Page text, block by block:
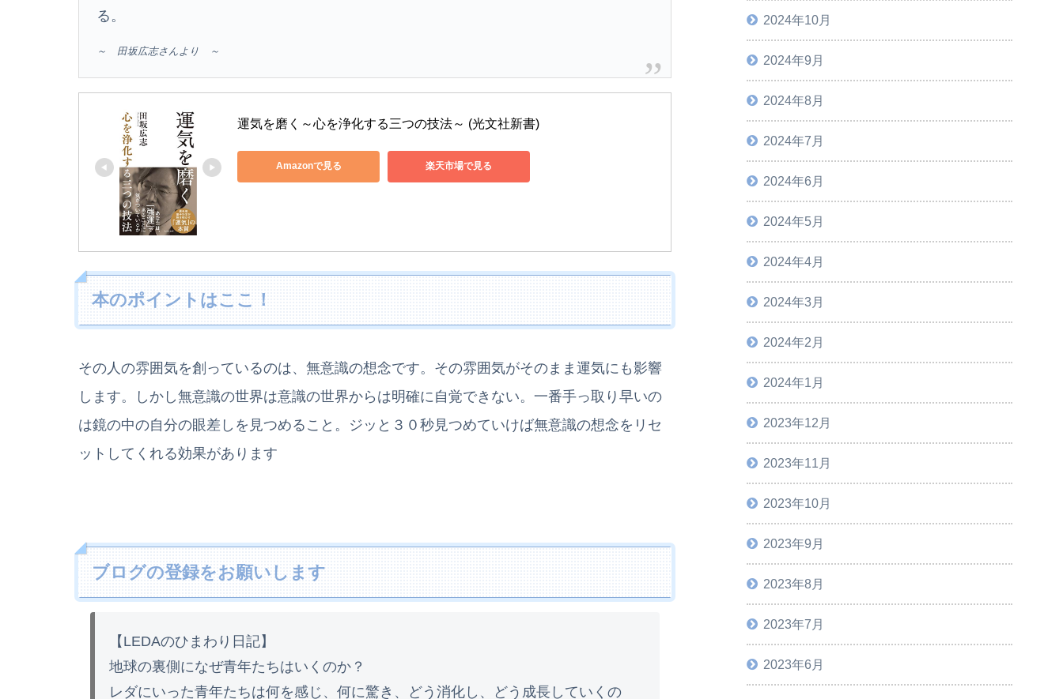
る。
～ 田坂広志さんより ～
運気を磨く～心を浄化する三つの技法～ (光文社新書)
Amazonで見る 楽天市場で見る
本のポイントはここ！
その人の雰囲気を創っているのは、無意識の想念です。その雰囲気がそのまま運気にも影響
します。しかし無意識の世界は意識の世界からは明確に自覚できない。一番手っ取り早いの
は鏡の中の自分の眼差しを見つめること。ジッと３０秒見つめていけば無意識の想念をリセ
ットしてくれる効果があります
ブログの登録をお願いします
【LEDAのひまわり日記】
地球の裏側になぜ青年たちはいくのか？
レダにいった青年たちは何を感じ、何に驚き、どう消化し、どう成長していくの
2024年10月
2024年9月
2024年8月
2024年7月
2024年6月
2024年5月
2024年4月
2024年3月
2024年2月
2024年1月
2023年12月
2023年11月
2023年10月
2023年9月
2023年8月
2023年7月
2023年6月